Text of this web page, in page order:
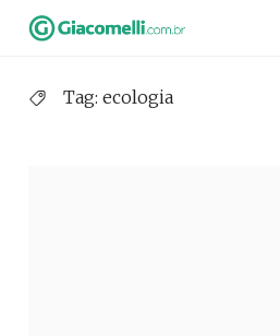
Skip
Tag: ecologia